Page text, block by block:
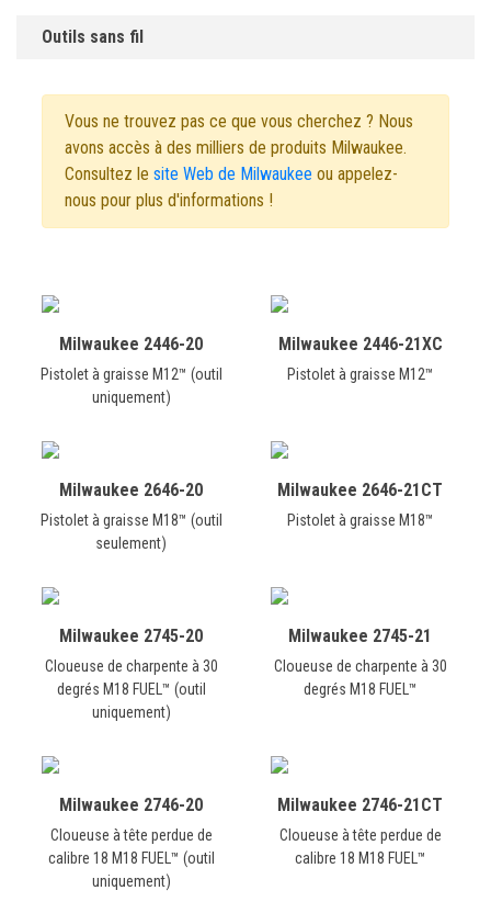
Outils sans fil
Vous ne trouvez pas ce que vous cherchez ? Nous
avons accès à des milliers de produits Milwaukee.
Consultez le site Web de Milwaukee ou appelez-
nous pour plus d'informations !
Milwaukee 2446-20
Pistolet à graisse M12™ (outil
uniquement)
Milwaukee 2446-21XC
Pistolet à graisse M12™
Milwaukee 2646-20
Pistolet à graisse M18™ (outil
seulement)
Milwaukee 2646-21CT
Pistolet à graisse M18™
Milwaukee 2745-20
Cloueuse de charpente à 30
degrés M18 FUEL™ (outil
uniquement)
Milwaukee 2745-21
Cloueuse de charpente à 30
degrés M18 FUEL™
Milwaukee 2746-20
Cloueuse à tête perdue de
calibre 18 M18 FUEL™ (outil
uniquement)
Milwaukee 2746-21CT
Cloueuse à tête perdue de
calibre 18 M18 FUEL™